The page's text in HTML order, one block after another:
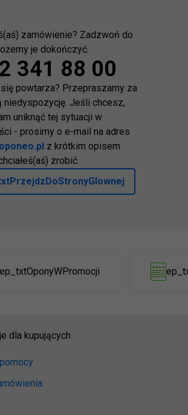
zamówienie? Zadzwoń do
je dokończyć.
341 88 00
powtarza? Przepraszamy za
niedyspozycję. Jeśli chcesz,
uniknąć tej sytuacji w
- prosimy o e-mail na adres
z krótkim opisem
zrobić.
ep_txtOponyWPromocji
dla kupujących